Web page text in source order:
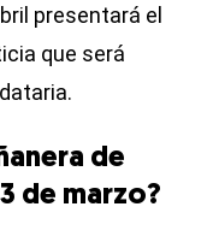
presentará el
que será
de
de marzo?